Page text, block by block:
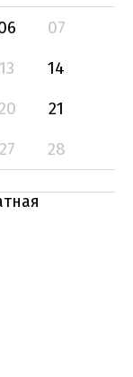
07
13
14
21
27 28